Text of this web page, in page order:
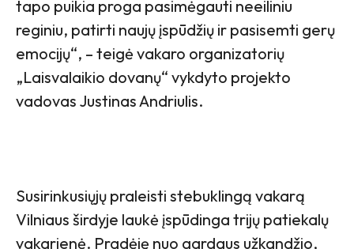
tapo puikia proga pasimėgauti neeiliniu
reginiu, patirti naujų įspūdžių ir pasisemti gerų
emocijų“, – teigė vakaro organizatorių
„Laisvalaikio dovanų“ vykdyto projekto
vadovas Justinas Andriulis.
Susirinkusiųjų praleisti stebuklingą vakarą
Vilniaus širdyje laukė įspūdinga trijų patiekalų
vakarienė. Pradėję nuo gardaus užkandžio,